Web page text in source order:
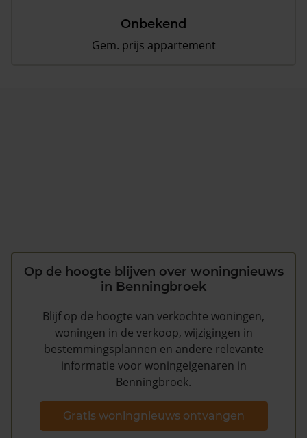
Onbekend
Gem. prijs appartement
Op de hoogte blijven over woningnieuws
in Benningbroek
Blijf op de hoogte van verkochte woningen,
woningen in de verkoop, wijzigingen in
bestemmingsplannen en andere relevante
informatie voor woningeigenaren in
Benningbroek.
Gratis woningnieuws ontvangen